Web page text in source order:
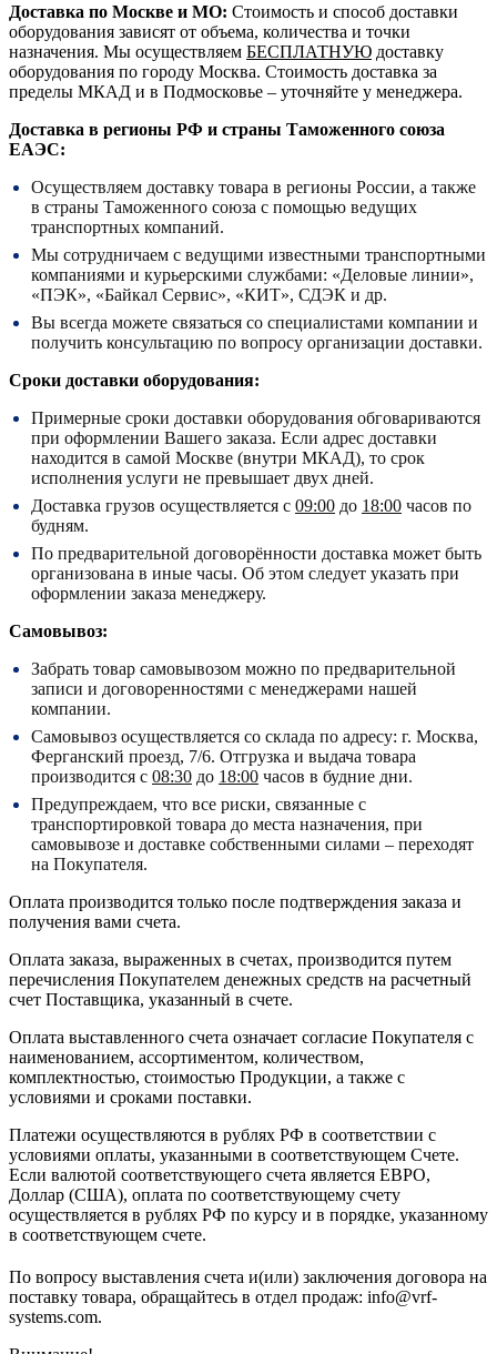
Доставка по Москве и МО: Стоимость и способ доставки
оборудования зависят от объема, количества и точки
назначения. Мы осуществляем БЕСПЛАТНУЮ доставку
оборудования по городу Москва. Стоимость доставка за
пределы МКАД и в Подмосковье – уточняйте у менеджера.
Доставка в регионы РФ и страны Таможенного союза
ЕАЭС:
Осуществляем доставку товара в регионы России, а также
в страны Таможенного союза с помощью ведущих
транспортных компаний.
Мы сотрудничаем с ведущими известными транспортными
компаниями и курьерскими службами: «Деловые линии»,
«ПЭК», «Байкал Сервис», «КИТ», СДЭК и др.
Вы всегда можете связаться со специалистами компании и
получить консультацию по вопросу организации доставки.
Сроки доставки оборудования:
Примерные сроки доставки оборудования обговариваются
при оформлении Вашего заказа. Если адрес доставки
находится в самой Москве (внутри МКАД), то срок
исполнения услуги не превышает двух дней.
Доставка грузов осуществляется с 09:00 до 18:00 часов по
будням.
По предварительной договорённости доставка может быть
организована в иные часы. Об этом следует указать при
оформлении заказа менеджеру.
Самовывоз:
Забрать товар самовывозом можно по предварительной
записи и договоренностями с менеджерами нашей
компании.
Самовывоз осуществляется со склада по адресу: г. Москва,
Ферганский проезд, 7/6. Отгрузка и выдача товара
производится с 08:30 до 18:00 часов в будние дни.
Предупреждаем, что все риски, связанные с
транспортировкой товара до места назначения, при
самовывозе и доставке собственными силами – переходят
на Покупателя.
Оплата производится только после подтверждения заказа и
получения вами счета.
Оплата заказа, выраженных в счетах, производится путем
перечисления Покупателем денежных средств на расчетный
счет Поставщика, указанный в счете.
Оплата выставленного счета означает согласие Покупателя с
наименованием, ассортиментом, количеством,
комплектностью, стоимостью Продукции, а также с
условиями и сроками поставки.
Платежи осуществляются в рублях РФ в соответствии с
условиями оплаты, указанными в соответствующем Счете.
Если валютой соответствующего счета является ЕВРО,
Доллар (США), оплата по соответствующему cчету
осуществляется в рублях РФ по курсу и в порядке, указанному
в соответствующем cчете.
По вопросу выставления счета и(или) заключения договора на
поставку товара, обращайтесь в отдел продаж: info@vrf-
systems.com.